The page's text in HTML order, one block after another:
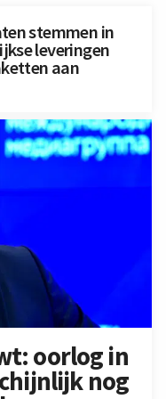
stemmen in
leveringen
aan
oorlog in
nog